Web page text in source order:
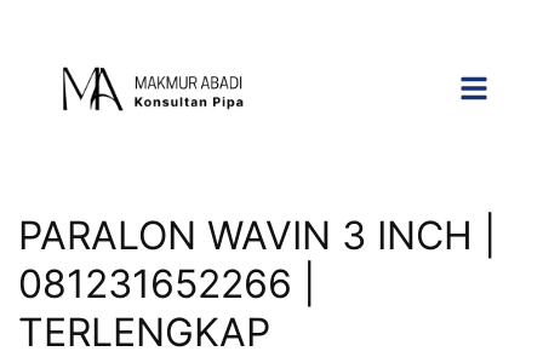
PARALON WAVIN 3 INCH |
081231652266 |
TERLENGKAP